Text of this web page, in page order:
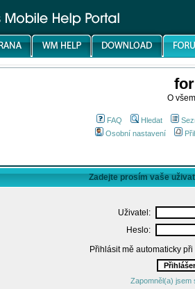
O
FAQ Hledat
Osobní nastavení
Zadejte prosím vaše
Uživatel:
Heslo:
Přihlásit mě automaticky
Zapomněl(a) jsem